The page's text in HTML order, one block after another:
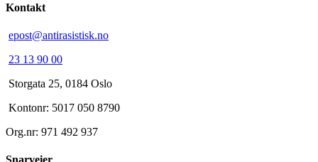
Kontakt
epost@antirasistisk.no
23 13 90 00
Storgata 25, 0184 Oslo
Kontonr: 5017 050 8790
Org.nr: 971 492 937